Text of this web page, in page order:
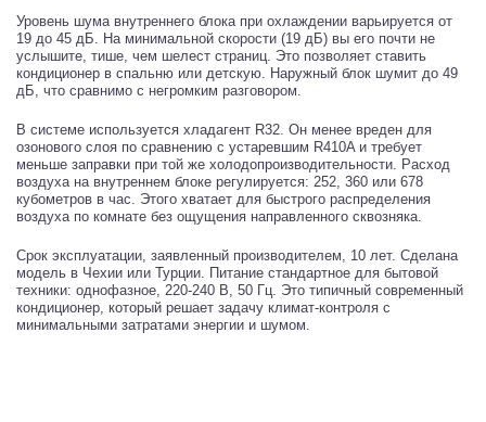
Уровень шума внутреннего блока при охлаждении варьируется от
19 до 45 дБ. На минимальной скорости (19 дБ) вы его почти не
услышите, тише, чем шелест страниц. Это позволяет ставить
кондиционер в спальню или детскую. Наружный блок шумит до 49
дБ, что сравнимо с негромким разговором.
В системе используется хладагент R32. Он менее вреден для
озонового слоя по сравнению с устаревшим R410A и требует
меньше заправки при той же холодопроизводительности. Расход
воздуха на внутреннем блоке регулируется: 252, 360 или 678
кубометров в час. Этого хватает для быстрого распределения
воздуха по комнате без ощущения направленного сквозняка.
Срок эксплуатации, заявленный производителем, 10 лет. Сделана
модель в Чехии или Турции. Питание стандартное для бытовой
техники: однофазное, 220-240 В, 50 Гц. Это типичный современный
кондиционер, который решает задачу климат-контроля с
минимальными затратами энергии и шумом.